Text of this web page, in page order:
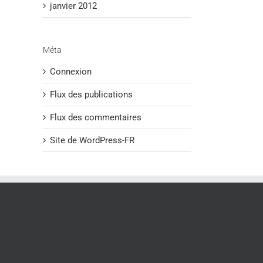
janvier 2012
Méta
Connexion
Flux des publications
Flux des commentaires
Site de WordPress-FR